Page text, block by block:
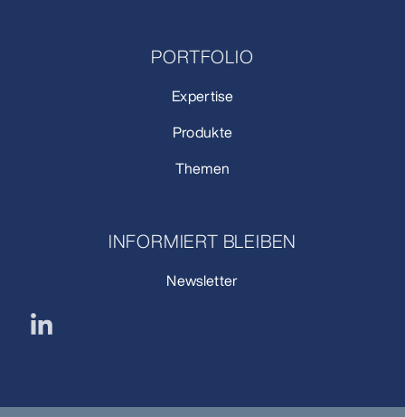
PORTFOLIO
Expertise
Produkte
Themen
INFORMIERT BLEIBEN
Newsletter